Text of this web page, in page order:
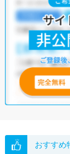
おすすめ